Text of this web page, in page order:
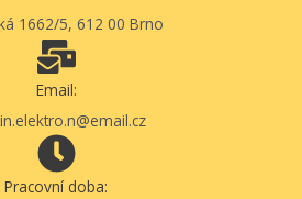
1662/5, 612 00 Brno
Email:
Pracovní doba: